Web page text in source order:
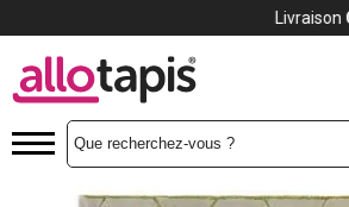
Payez jusqu'à12x